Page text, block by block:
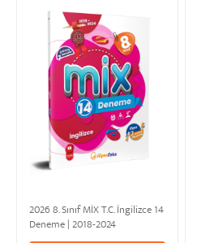
2026 8. Sınıf MİX T.C. İngilizce 14
Deneme | 2018-2024